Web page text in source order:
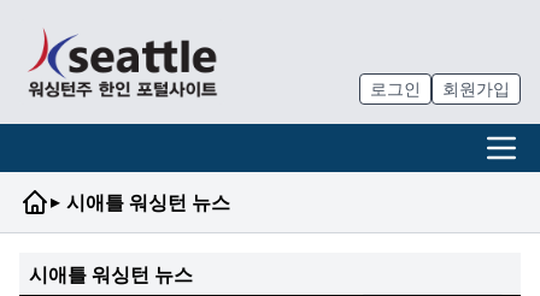
로그인 회원가입
▸ 시애틀 워싱턴 뉴스
시애틀 워싱턴 뉴스